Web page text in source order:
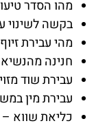
מהו הסדר
בקשה לשינוי
מהי עבירת
חנינה מהנשיא
עבירת שוד
עבירת מין
כליאת שווא